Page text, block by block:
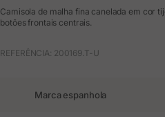
Camisola de malha fina canelada em cor
botões frontais centrais.
REFERÊNCIA: 200169.T-U
Marca espanhola